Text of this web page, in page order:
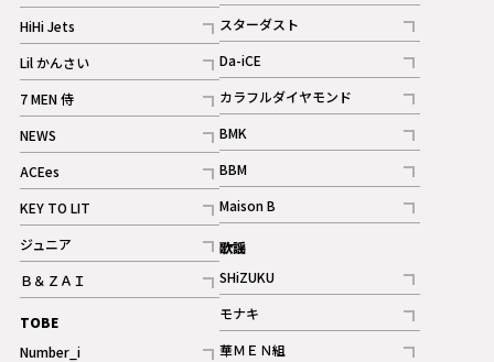
記事
HiHi Jets
記事
Lil かんさい
記事
7 MEN 侍
記事
NEWS
記事
ACEes
記事
KEY TO LIT
記事
ジュニア
記事
Ｂ＆ＺＡＩ
記事
TOBE
Number_i
記事
ギャラリー
スターダスト
記事
Da-iCE
記事
カラフルダイヤモンド
記事
BMK
記事
BBM
記事
ギャラリー
Maison B
記事
歌謡
SHiZUKU
記事
モナキ
記事
華ＭＥＮ組